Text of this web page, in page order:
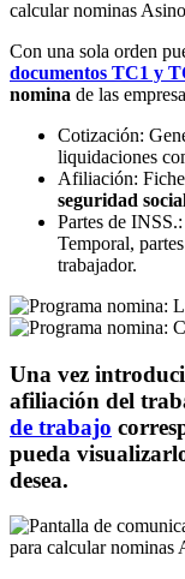
Con una sola orden
documentos TC1 y
nomina de las
Cotización:
liquidaciones
Afiliación:
seguridad
Partes de INSS.:
Temporal,
trabajador.
Una vez
afiliación del
de trabajo
pueda
desea.